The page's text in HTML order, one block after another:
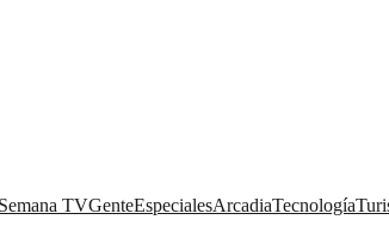
Semana TVGenteEspecialesArcadiaTecnología